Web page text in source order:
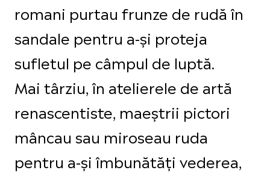
romani purtau frunze de rudă în
sandale pentru a-și proteja
sufletul pe câmpul de luptă.
Mai târziu, în atelierele de artă
renascentiste, maeștrii pictori
mâncau sau miroseau ruda
pentru a-și îmbunătăți vederea,